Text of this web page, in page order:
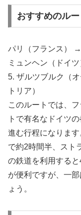
おすすめのルー
パリ（フランス）
ミュンヘン（ドイ
5. ザルツブルク（
トリア）
このルートでは、
トで有名なドイツ
進む行程になりま
で約2時間半、スト
の鉄道を利用する
が便利ですが、一
ょう。